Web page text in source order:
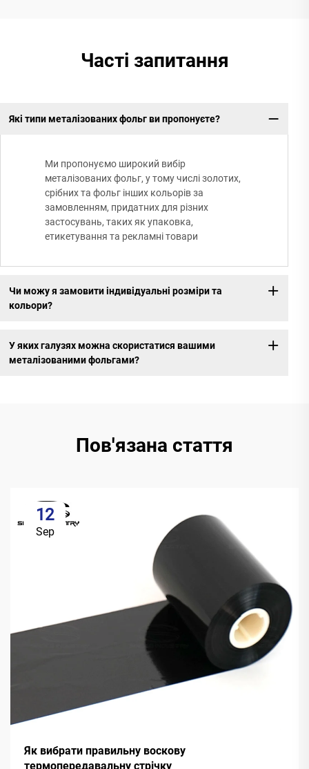
Часті запитання
Які типи металізованих фольг ви пропонуєте?
Ми пропонуємо широкий вибір
металізованих фольг, у тому числі золотих,
срібних та фольг інших кольорів за
замовленням, придатних для різних
застосувань, таких як упаковка,
етикетування та рекламні товари
Чи можу я замовити індивідуальні розміри та
кольори?
У яких галузях можна скористатися вашими
металізованими фольгами?
Пов'язана стаття
12
Sep
Як вибрати правильну воскову
термопередавальну стрічку